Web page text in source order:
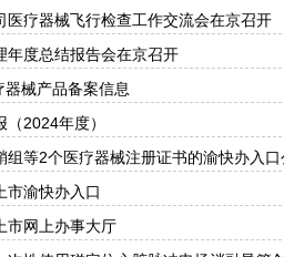
医疗器械飞行检查工作交流会在京召开
年度总结报告会在京召开
械产品备案信息
2024年度）
组等2个医疗器械注册证书的渝快办入口
市渝快办入口
市网上办事大厅